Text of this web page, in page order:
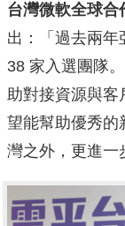
台灣微軟全球合
出：「過去兩年
38 家入選團隊
助對接資源與客
望能幫助優秀的
灣之外，更進一